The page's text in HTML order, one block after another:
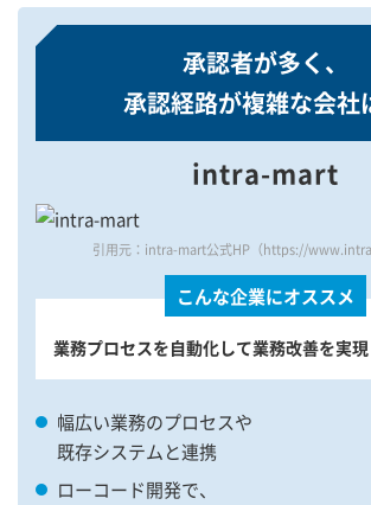
承認者が多く、
承認経路が複雑な会
intra-mart
引用元：intra-mart公式HP（https://
こんな企業にオススメ
業務プロセスを自動化して業務改善を実
幅広い業務のプロセスや
既存システムと連携
ローコード開発で、